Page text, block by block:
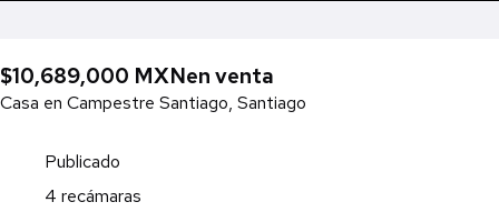
$10,689,000 MXNen venta
Casa en Campestre Santiago, Santiago
Publicado
4 recámaras